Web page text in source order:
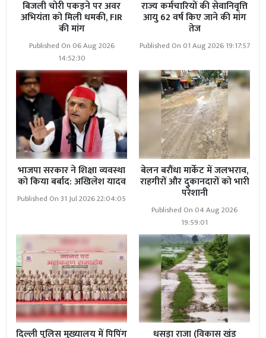
बिजली चोरी पकड़ने पर अवर
अभियंता को मिली धमकी, FIR
की मांग
Published On 06 Aug 2026
14:52:30
राज्य कर्मचारियों की सेवानिवृत्ति
आयु 62 वर्ष किए जाने की मांग
तेज
Published On 01 Aug 2026 19:17:57
भाजपा सरकार ने शिक्षा व्यवस्था
को किया बर्बाद: अखिलेश यादव
Published On 31 Jul 2026 22:04:05
बेलन बरौंधा मार्केट में जलभराव,
राहगीरों और दुकानदारों को भारी
परेशानी
Published On 04 Aug 2026
19:59:01
दिल्ली पुलिस मुख्यालय में पिपिंग धसड़ा राजा (विकास खंड